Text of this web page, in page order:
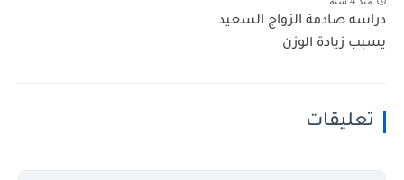
دراسه صادمة الزواج السعيد
يسبب زيادة الوزن
تعليقات